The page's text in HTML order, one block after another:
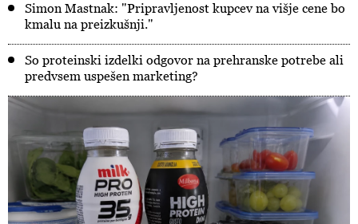
Simon Mastnak: "Pripravljenost kupcev na višje cene bo
kmalu na preizkušnji."
So proteinski izdelki odgovor na prehranske potrebe ali
predvsem uspešen marketing?